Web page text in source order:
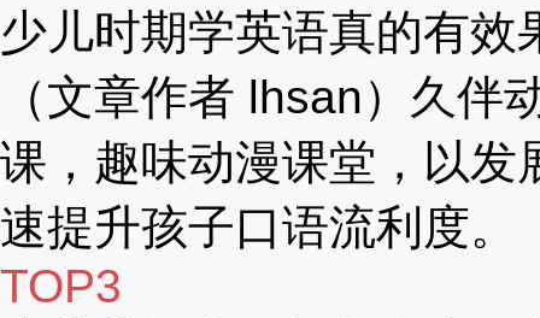
少儿时期学英语真的有
（文章作者 lhsan）久伴
课，趣味动漫课堂，以发
速提升孩子口语流利度。
TOP3